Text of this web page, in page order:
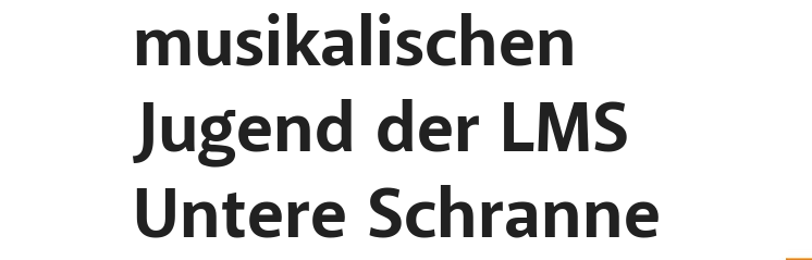
musikalischen
Jugend der LMS
Untere Schranne